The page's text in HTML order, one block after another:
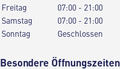
Freitag
07:00 - 21:00
Samstag
07:00 - 21:00
Sonntag
Geschlossen
Besondere Öffnungszeiten